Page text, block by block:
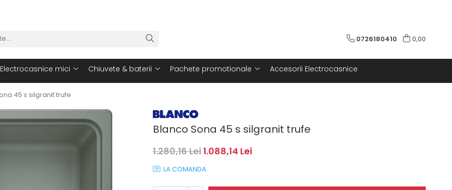
0726180410 0,00
Electrocasnice mici Chiuvete & baterii Pachete promotionale Accesorii Electrocasnice
45 s silgranit trufe
Blanco Sona 45 s silgranit trufe
1.280,16 Lei1.088,14 Lei
LA COMANDA